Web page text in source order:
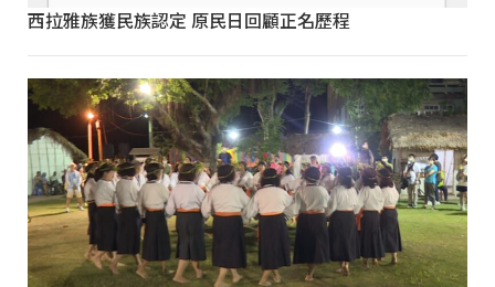
西拉雅族獲民族認定 原民日回顧正名歷程